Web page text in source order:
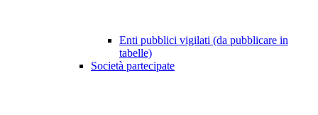
Enti pubblici vigilati (da pubblicare in
tabelle)
Società partecipate